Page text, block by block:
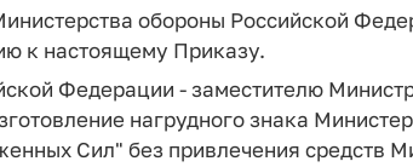
обороны Российской
к настоящему Приказу.
Федерации - заместителю
нагрудного знака
Сил" без привлечения средств